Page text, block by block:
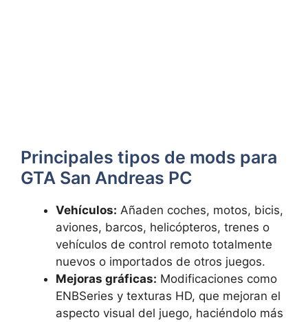
Principales tipos de mods para
GTA San Andreas PC
Vehículos: Añaden coches, motos, bicis,
aviones, barcos, helicópteros, trenes o
vehículos de control remoto totalmente
nuevos o importados de otros juegos.
Mejoras gráficas: Modificaciones como
ENBSeries y texturas HD, que mejoran el
aspecto visual del juego, haciéndolo más